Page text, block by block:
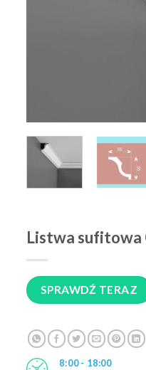
Listwa sufitowa
SPRAWDŹ TERAZ
8:00 - 18:00